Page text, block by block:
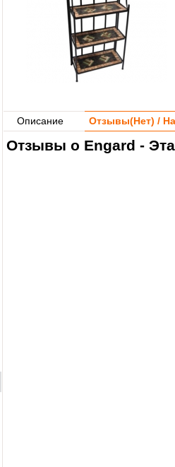
Описание Отзывы(Нет) /
Отзывы о Engard -